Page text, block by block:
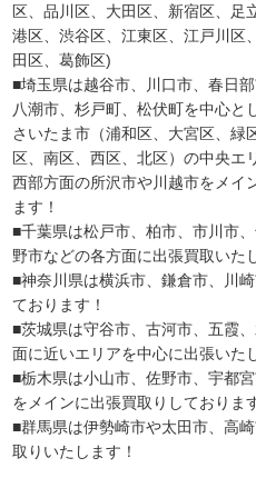
区、品川区、大田区、新宿区、足
港区、渋谷区、江東区、江戸川区
田区、葛飾区)
■埼玉県は越谷市、川口市、春日
八潮市、杉戸町、松伏町を中心と
さいたま市（浦和区、大宮区、緑
区、南区、西区、北区）の中央エ
西部方面の所沢市や川越市をメイ
ます！
■千葉県は松戸市、柏市、市川市
野市などの各方面に出張買取いた
■神奈川県は横浜市、鎌倉市、川
ております！
■茨城県は守谷市、古河市、五霞
面に近いエリアを中心に出張いた
■栃木県は小山市、佐野市、宇都
をメインに出張買取りしておりま
■群馬県は伊勢崎市や太田市、高
取りいたします！